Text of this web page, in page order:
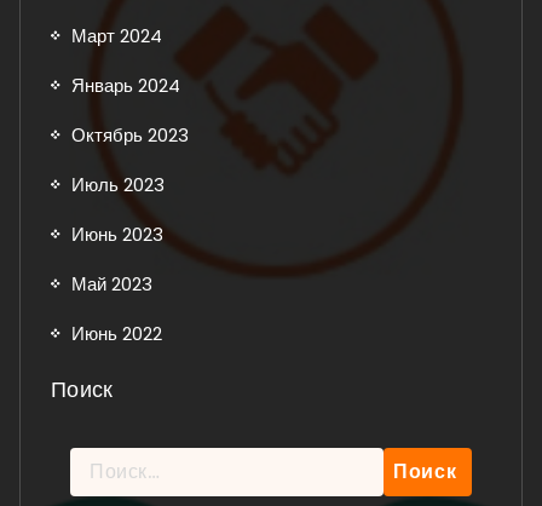
Март 2024
Январь 2024
Октябрь 2023
Июль 2023
Июнь 2023
Май 2023
Июнь 2022
Поиск
Найти: